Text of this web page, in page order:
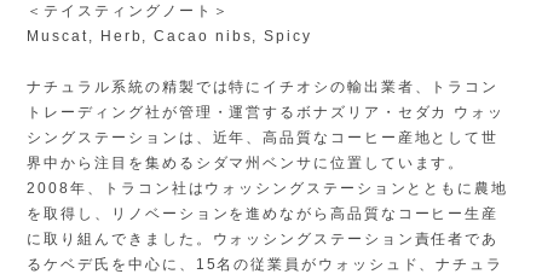
＜テイスティングノート＞
Muscat, Herb, Cacao nibs, Spicy
ナチュラル系統の精製では特にイチオシの輸出業者、トラコン
トレーディング社が管理・運営するボナズリア・セダカ ウォッ
シングステーションは、近年、高品質なコーヒー産地として世
界中から注目を集めるシダマ州ベンサに位置しています。
2008年、トラコン社はウォッシングステーションとともに農地
を取得し、リノベーションを進めながら高品質なコーヒー生産
に取り組んできました。ウォッシングステーション責任者であ
るケベデ氏を中心に、15名の従業員がウォッシュド、ナチュラ